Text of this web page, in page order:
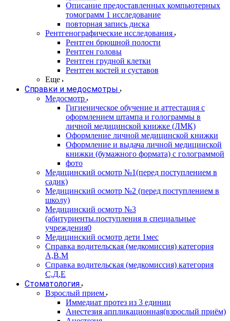
Описание предоставленных компьютерных
томограмм 1 исследование
повторная запись диска
Рентгенографические исследования
Рентген брюшной полости
Рентген головы
Рентген грудной клетки
Рентген костей и суставов
Еще
Справки и медосмотры
Медосмотр
Гигиеническое обучение и аттестация с
оформлением штампа и голограммы в
личной медицинской книжке (ЛМК)
Оформление личной медицинской книжки
Оформление и выдача личной медицинской
книжки (бумажного формата) с голограммой
фото
Медицинский осмотр №1(перед поступлением в
садик)
Медицинский осмотр №2 (перед поступлением в
школу)
Медицинский осмотр №3
(абитуриенты.поступления в специальные
учреждения0
Медицинский осмотр дети 1мес
Справка водительская (медкомиссия) категория
А,В.М
Справка водительская (медкомиссия) категория
С,Д,Е
Стоматология
Взрослый прием
Иммедиат протез из 3 единиц
Анестезия аппликационная(взрослый приём)